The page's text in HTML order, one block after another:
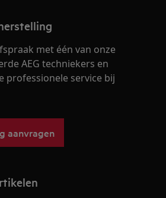
met één van onze
AEG techniekers en
professionele service bij
aanvragen